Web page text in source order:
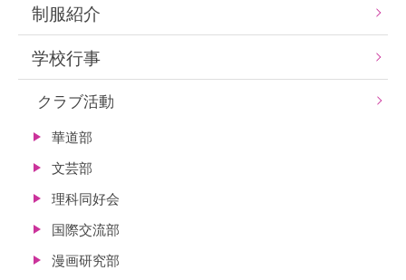
制服紹介
学校行事
クラブ活動
華道部
文芸部
理科同好会
国際交流部
漫画研究部